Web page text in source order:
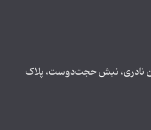
نادری، نبش حجت‌دوست، پلاک